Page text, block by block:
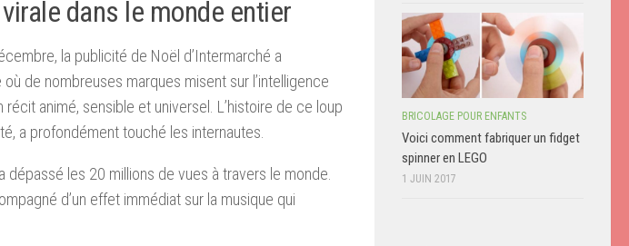
dans le monde entier
la publicité de Noël d’Intermarché a
de nombreuses marques misent sur l’intelligence
récit animé, sensible et universel. L’histoire de ce loup
a profondément touché les internautes.
dépassé les 20 millions de vues à travers le monde.
d’un effet immédiat sur la musique qui
BRICOLAGE POUR ENFANTS
Voici comment fabriquer un fidget
spinner en LEGO
1 JUIN 2017